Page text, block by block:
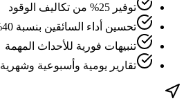
توفير 25% من تكاليف الوقود
تحسين أداء السائقين بنسبة 40%
تنبيهات فورية للأحداث المهمة
تقارير يومية وأسبوعية وشهرية